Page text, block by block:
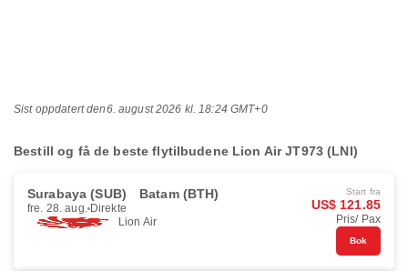
Sist oppdatert den6. august 2026 kl. 18:24 GMT+0
Bestill og få de beste flytilbudene Lion Air JT973 (LNI)
Surabaya (SUB) Batam (BTH)
fre. 28. aug. Direkte
Lion Air
Start fra
US$ 121.85
Pris/ Pax
Bok